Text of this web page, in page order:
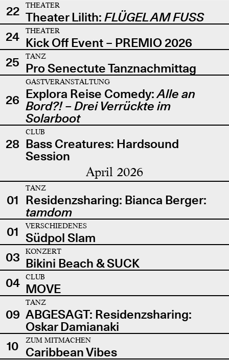
22
THEATER
Theater Lilith: FLÜGEL AM FUSS
24
THEATER
Kick Off Event – PREMIO 2026
25
TANZ
Pro Senectute Tanznachmittag
26
GASTVERANSTALTUNG
Explora Reise Comedy:Alle an
Bord?! – Drei Verrückte im
Solarboot
28
CLUB
Bass Creatures: Hardsound
Session
April 2026
01
TANZ
Residenzsharing: Bianca Berger:
tamdom
01
VERSCHIEDENES
Südpol Slam
03
KONZERT
Bikini Beach & SUCK
04
CLUB
MOVE
09
TANZ
ABGESAGT: Residenzsharing:
Oskar Damianaki
10
ZUM MITMACHEN
Caribbean Vibes